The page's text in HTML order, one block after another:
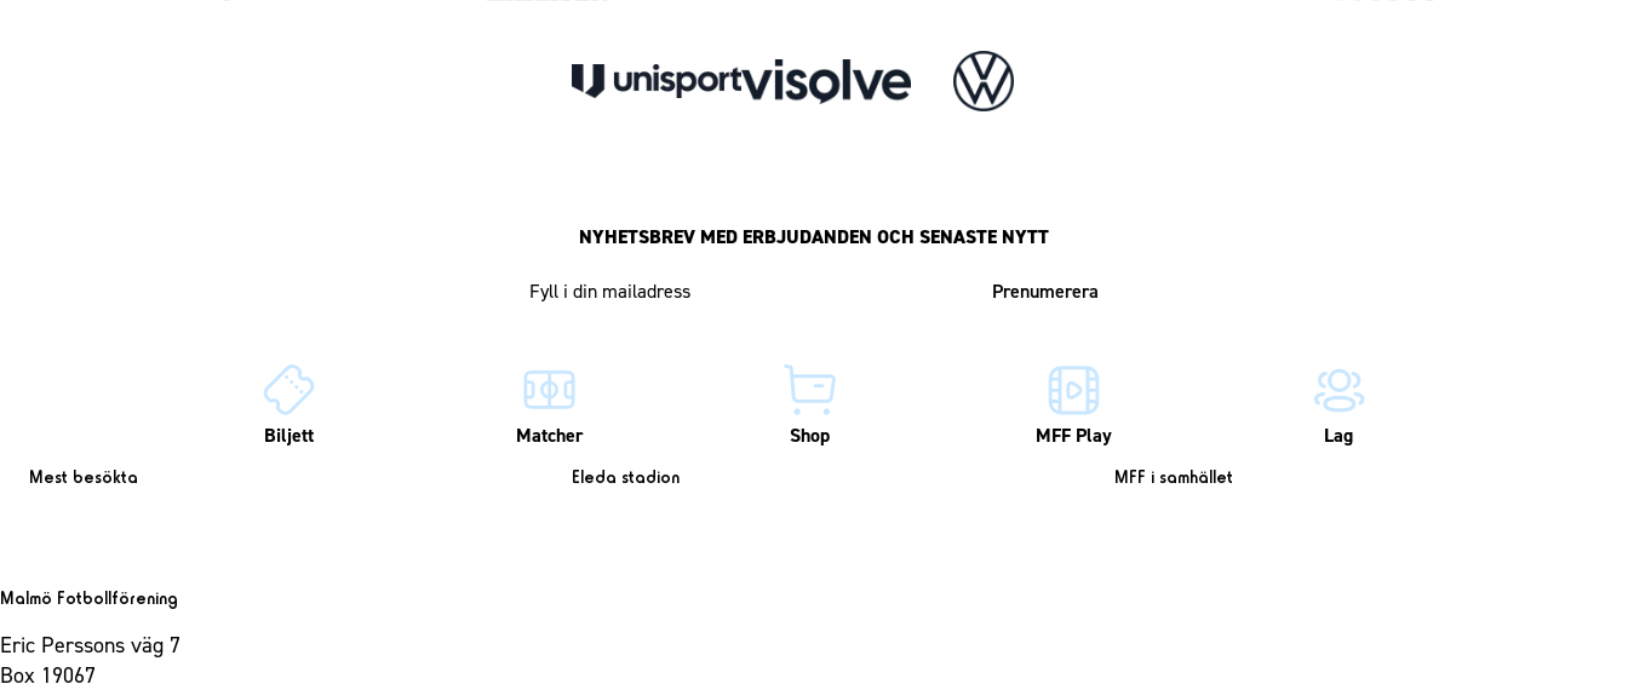
NYHETSBREV MED ERBJUDANDEN OCH SENASTE NYTT
Biljett Matcher Shop MFF Play Lag
Mest besökta Eleda stadion MFF i samhället
Malmö Fotbollförening
Eric Perssons väg 7
Box 19067